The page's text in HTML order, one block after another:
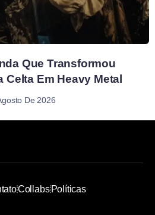
Que Transformou
Em Heavy Metal
De 2026
CollabsPolíticas